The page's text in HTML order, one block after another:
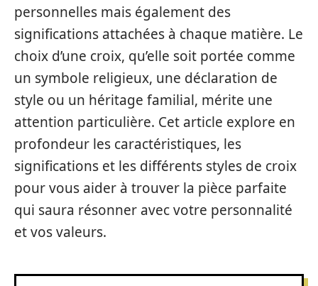
personnelles mais également des
significations attachées à chaque matière. Le
choix d’une croix, qu’elle soit portée comme
un symbole religieux, une déclaration de
style ou un héritage familial, mérite une
attention particulière. Cet article explore en
profondeur les caractéristiques, les
significations et les différents styles de croix
pour vous aider à trouver la pièce parfaite
qui saura résonner avec votre personnalité
et vos valeurs.